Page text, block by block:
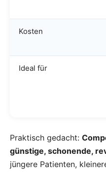
Kosten
Ideal für
Praktisch gedacht:
günstige, schonende,
jüngere Patienten,